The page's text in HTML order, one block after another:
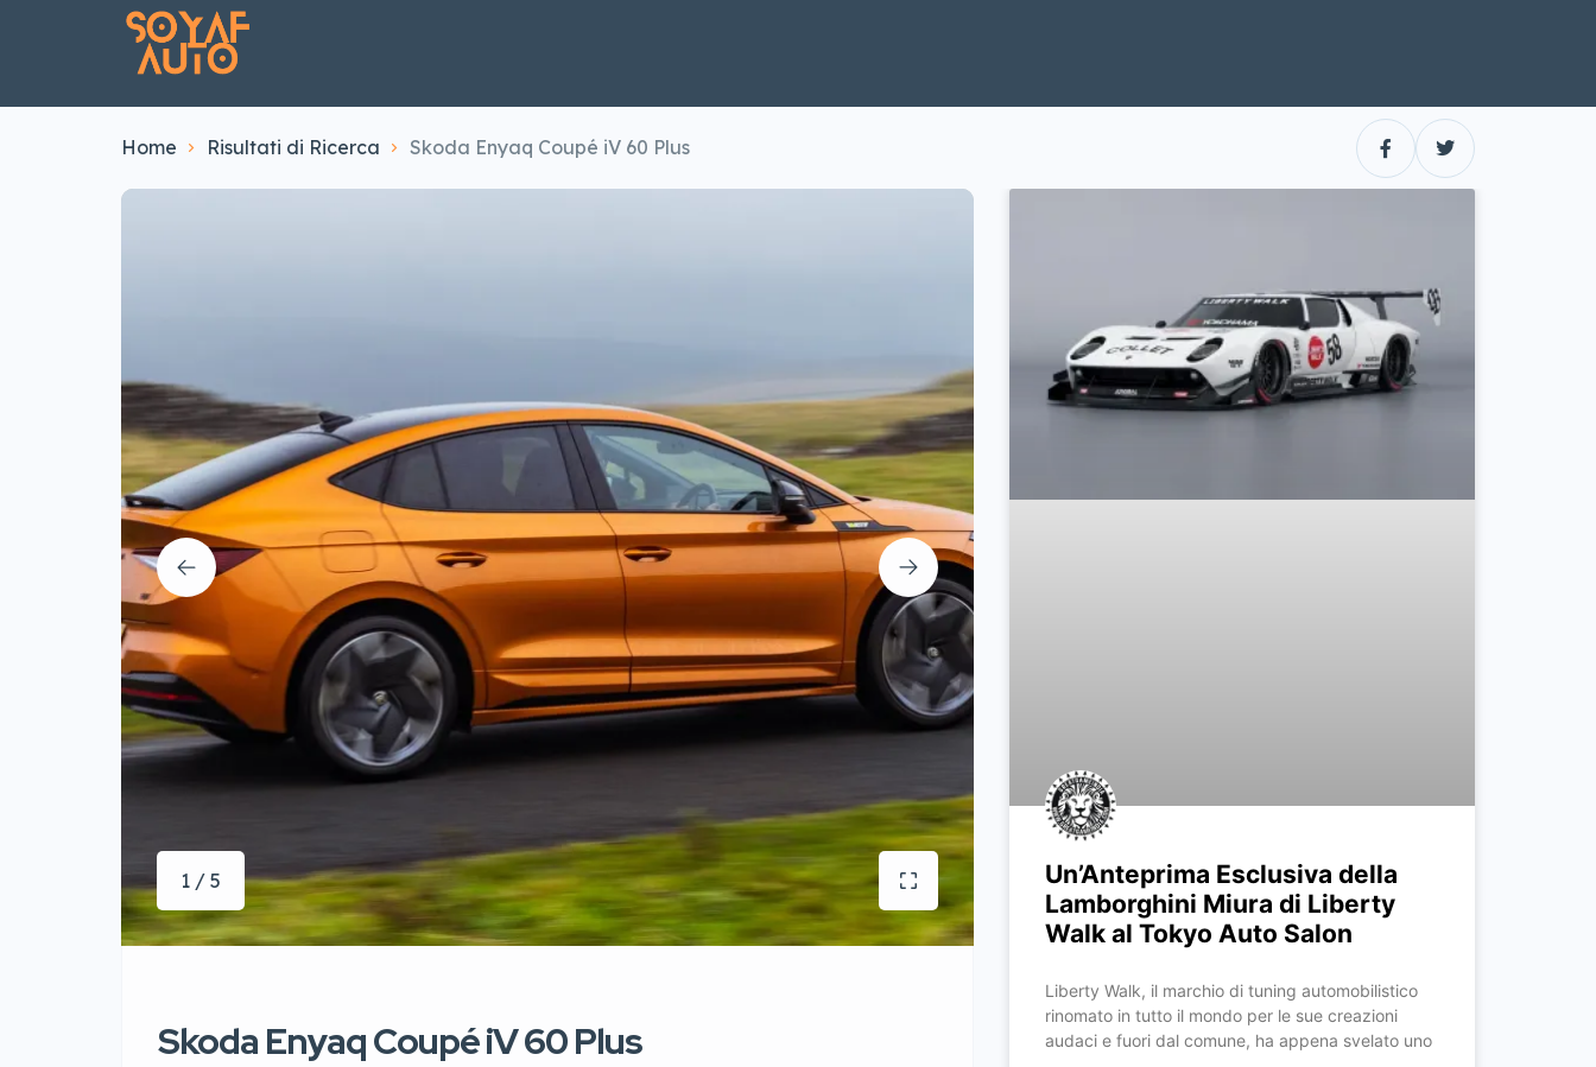
Home Risultati di Ricerca Skoda Enyaq Coupé iV 60 Plus
1 / 5
Skoda Enyaq Coupé iV 60 Plus
Un’Anteprima Esclusiva della
Lamborghini Miura di Liberty
Walk al Tokyo Auto Salon
Liberty Walk, il marchio di tuning automobilistico
rinomato in tutto il mondo per le sue creazioni
audaci e fuori dal comune, ha appena svelato uno